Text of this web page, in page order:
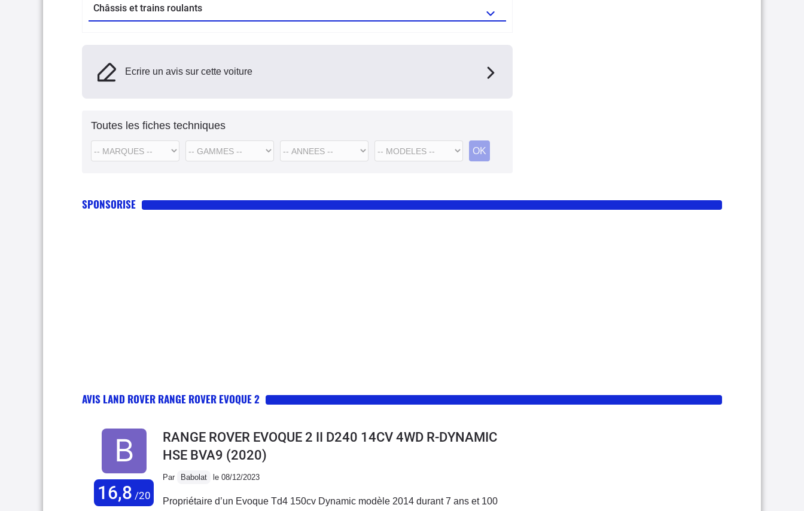
Châssis et trains roulants
Ecrire un avis sur cette voiture
Toutes les fiches techniques
SPONSORISE
AVIS LAND ROVER RANGE ROVER EVOQUE 2
16,8 /20
RANGE ROVER EVOQUE 2 II D240 14CV 4WD R-DYNAMIC
HSE BVA9 (2020)
Par Babolat le 08/12/2023
Propriétaire d’un Evoque Td4 150cv Dynamic modèle 2014 durant 7 ans et 100